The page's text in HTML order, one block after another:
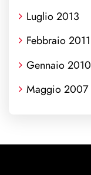
Luglio 2013
Febbraio 2011
Gennaio 2010
Maggio 2007